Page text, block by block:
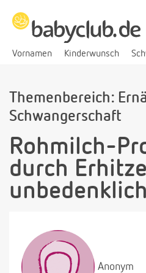
Vornamen Kinderwunsch
Themenbereich:
Schwangerschaft
Rohmilch-
durch
Anonym